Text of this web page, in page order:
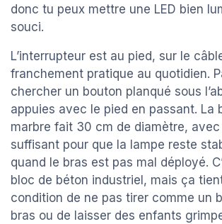
donc tu peux mettre une LED bien
souci.
L’interrupteur est au pied, sur le
franchement pratique au quotidien.
chercher un bouton planqué sous
appuies avec le pied en passant. La
marbre fait 30 cm de diamètre, avec
suffisant pour que la lampe reste
quand le bras est pas mal déployé.
bloc de béton industriel, mais ça
condition de ne pas tirer comme un
bras ou de laisser des enfants